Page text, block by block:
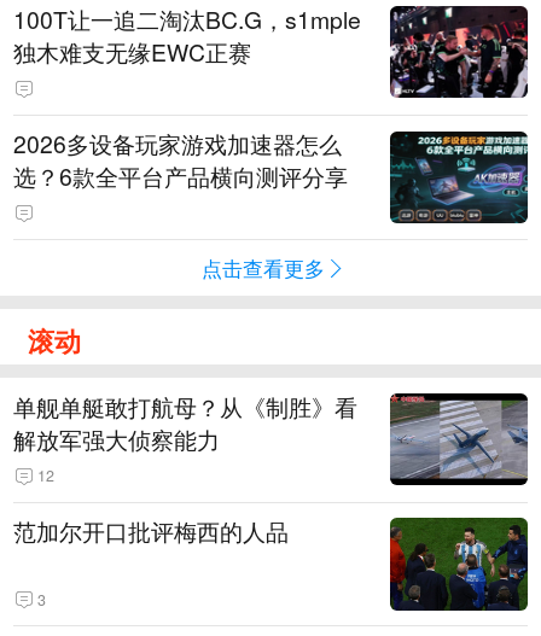
100T让一追二淘汰BC.G，s1mple
独木难支无缘EWC正赛
2026多设备玩家游戏加速器怎么
选？6款全平台产品横向测评分享
点击查看更多
滚动
单舰单艇敢打航母？从《制胜》看
解放军强大侦察能力
12
范加尔开口批评梅西的人品
3